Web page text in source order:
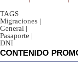
TAGS
Migraciones |
General |
Pasaporte |
DNI